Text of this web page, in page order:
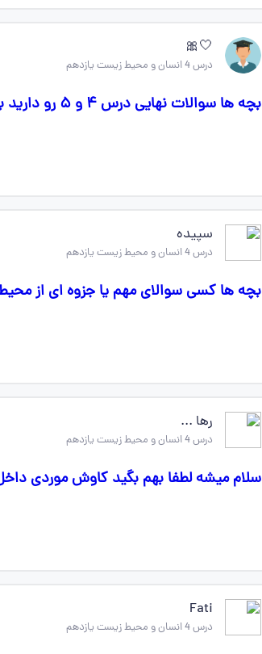
🤍🎀
درس 4 انسان و محیط زیست یازدهم
بچه ها سوالات نهایی درس ۴ و ۵ رو دارید بفرستید از کجا گیر بیارم دبیرمون گفته
سپیده
درس 4 انسان و محیط زیست یازدهم
بچه ها کسی سوالای مهم یا جزوه ای از
رها ...
درس 4 انسان و محیط زیست یازدهم
سلام میشه لطفا بهم بگید کاوش موردی
Fati
درس 4 انسان و محیط زیست یازدهم